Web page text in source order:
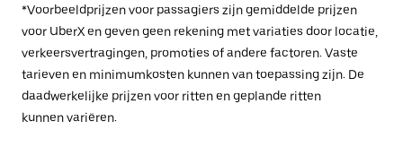
*Voorbeeldprijzen voor passagiers zijn gemiddelde prijzen
voor UberX en geven geen rekening met variaties door locatie,
verkeersvertragingen, promoties of andere factoren. Vaste
tarieven en minimumkosten kunnen van toepassing zijn. De
daadwerkelijke prijzen voor ritten en geplande ritten
kunnen variëren.